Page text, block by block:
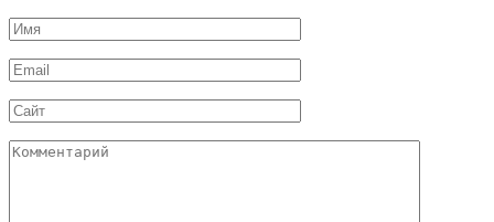
Имя
*
Email
*
Сайт
Комментарий